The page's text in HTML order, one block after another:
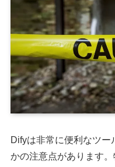
Difyは非常に便利なツ
かの注意点があります